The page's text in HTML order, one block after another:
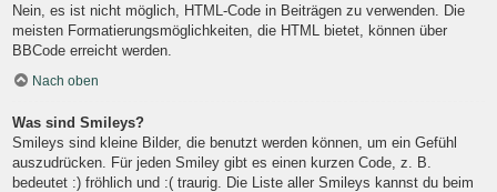
Nein, es ist nicht möglich, HTML-Code in Beiträgen zu verwenden. Die
meisten Formatierungsmöglichkeiten, die HTML bietet, können über
BBCode erreicht werden.
Nach oben
Was sind Smileys?
Smileys sind kleine Bilder, die benutzt werden können, um ein Gefühl
auszudrücken. Für jeden Smiley gibt es einen kurzen Code, z. B.
bedeutet :) fröhlich und :( traurig. Die Liste aller Smileys kannst du beim